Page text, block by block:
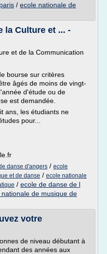
/ ecole nationale de
la Culture et ... -
et de la Communication
bourse sur critères
âgés de moins de vingt-
d'étude ou de
est demandée.
ans, les étudiants ne
pour...
danse d'angers / ecole
et de danse / ecole nationale
/ ecole de danse de l
nationale de musique de
votre
de niveau débutant à
des années aux